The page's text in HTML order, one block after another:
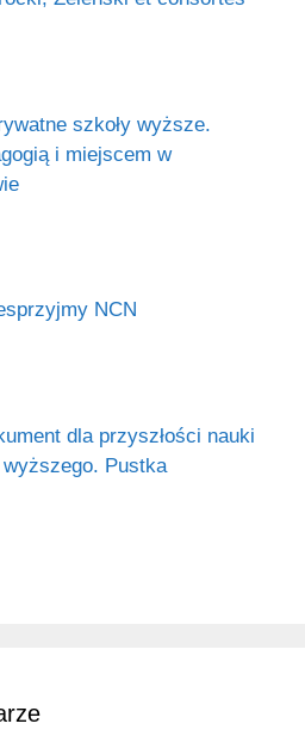
szkoły wyższe.
i miejscem w
NCN
dla przyszłości nauki
Pustka